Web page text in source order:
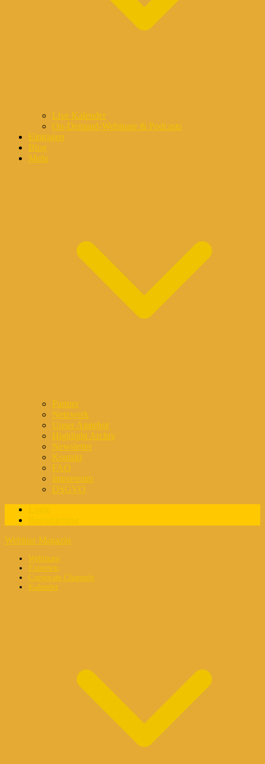
Live Kalender
On-Demand-Webinare & Podcasts
Eintragen
Blog
Mehr
Partner
Netzwerk
Unser Angebot
Highlight Archiv
Newsletter
Kontakt
FAQ
Impressum
DSGVO
Webinar Magazin
Webinare
Experten
Corporate Channels
Kalender